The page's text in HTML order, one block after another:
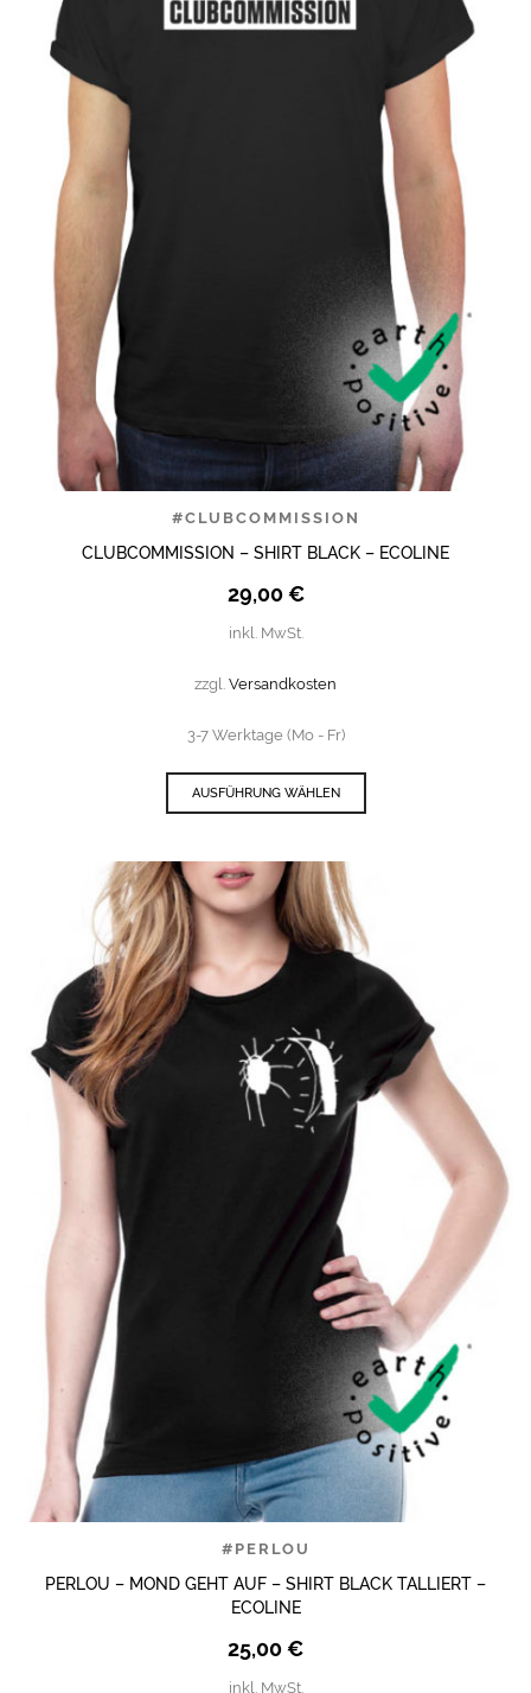
#CLUBCOMMISSION
CLUBCOMMISSION – SHIRT BLACK – ECOLINE
29,00€
inkl. MwSt.
zzgl. Versandkosten
3-7 Werktage (Mo - Fr)
AUSFÜHRUNG WÄHLEN
#PERLOU
PERLOU – MOND GEHT AUF – SHIRT BLACK TALLIERT –
ECOLINE
25,00€
inkl. MwSt.